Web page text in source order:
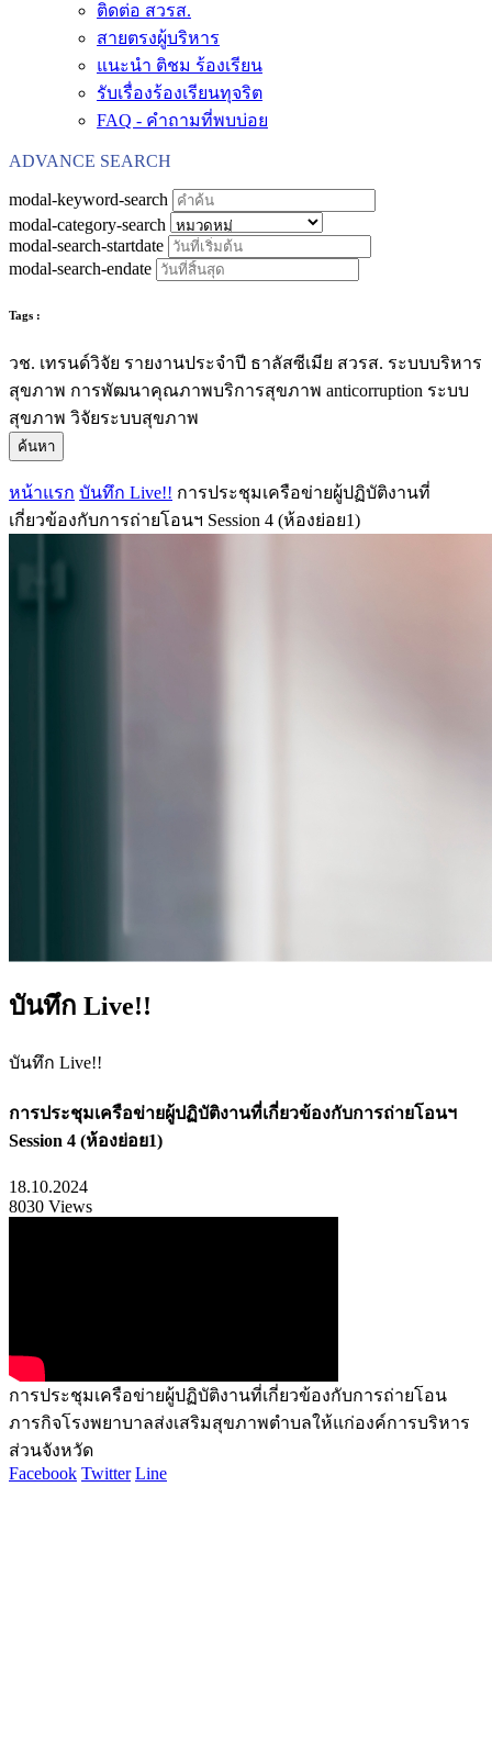
ติดต่อ สวรส.
สายตรงผู้บริหาร
แนะนำ ติชม ร้องเรียน
รับเรื่องร้องเรียนทุจริต
FAQ - คำถามที่พบบ่อย
ADVANCE SEARCH
modal-keyword-search
modal-category-search
modal-search-startdate
modal-search-endate
Tags :
วช. เทรนด์วิจัย รายงานประจำปี ธาลัสซีเมีย สวรส. ระบบบริหาร
สุขภาพ การพัฒนาคุณภาพบริการสุขภาพ anticorruption ระบบ
สุขภาพ วิจัยระบบสุขภาพ
ค้นหา
หน้าแรก บันทึก Live!! การประชุมเครือข่ายผู้ปฏิบัติงานที่
เกี่ยวข้องกับการถ่ายโอนฯ Session 4 (ห้องย่อย1)
บันทึก Live!!
บันทึก Live!!
การประชุมเครือข่ายผู้ปฏิบัติงานที่เกี่ยวข้องกับการถ่ายโอนฯ
Session 4 (ห้องย่อย1)
18.10.2024
8030 Views
การประชุมเครือข่ายผู้ปฏิบัติงานที่เกี่ยวข้องกับการถ่ายโอน
ภารกิจโรงพยาบาลส่งเสริมสุขภาพตำบลให้แก่องค์การบริหาร
ส่วนจังหวัด
Facebook Twitter Line